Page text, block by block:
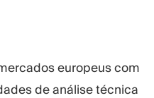
europeus com
de análise técnica